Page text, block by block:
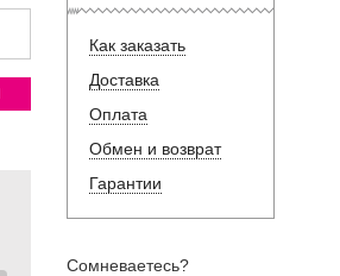
Как заказать
Доставка
Оплата
Обмен и возврат
Гарантии
Сомневаетесь?